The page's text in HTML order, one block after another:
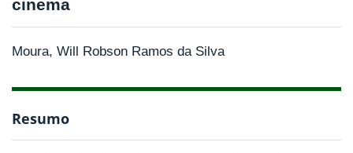
cinema
Moura, Will Robson Ramos da Silva
Resumo